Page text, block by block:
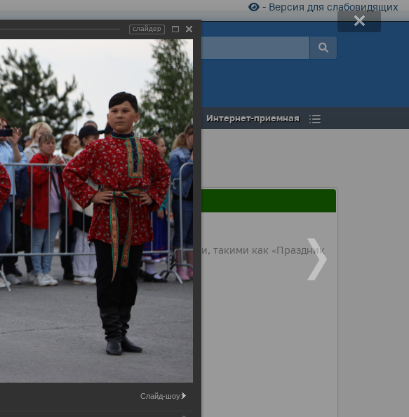
- Версия для слабовидящих
Торговая площадка Открытый бюджет Интернет-приемная
горожанам мероприятиями, такими как «Праздник
слайдер
Слайд-шоу: